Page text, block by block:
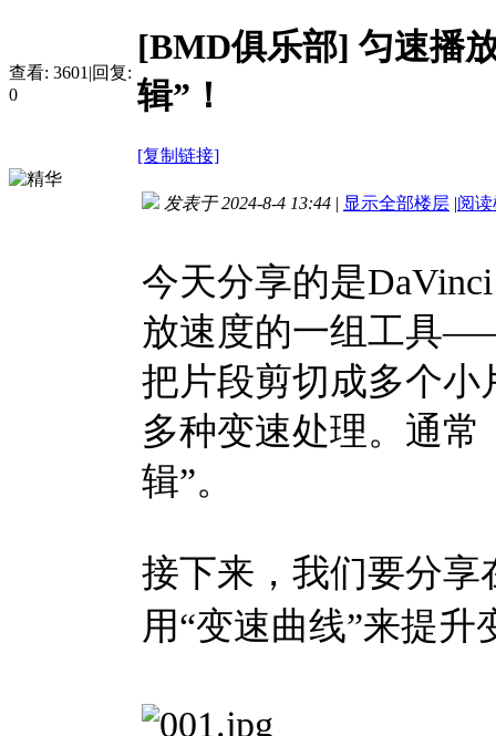
查看: 3601 |回复:
0
[BMD俱乐部]匀速播
辑”！
[复制链接]
发表于 2024-8-4 13:44 | 显示全部楼层 |阅
今天分享的是
放速度的一组工具
把片段剪切成多个
多种变速处理。通常
辑”。
接下来，我们要分享
用“变速曲线”来提升